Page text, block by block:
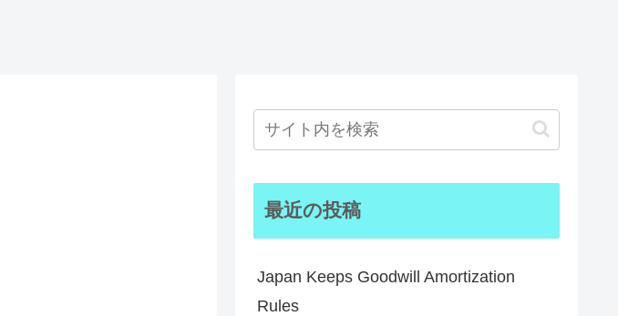
最近の投稿
Japan Keeps Goodwill Amortization
Rules